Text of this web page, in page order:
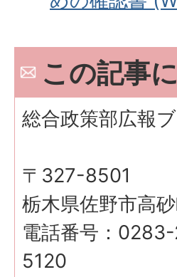
この記事
総合政策部広報
〒327-8501
栃木県佐野市高砂
電話番号：
5120